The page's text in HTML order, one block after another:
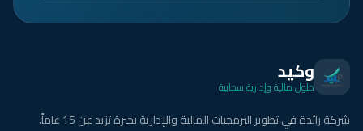
وكيد
حلول مالية وإدارية سحابية
شركة رائدة في تطوير البرمجيات المالية والإدارية بخبرة تزيد عن 15 عاماً.